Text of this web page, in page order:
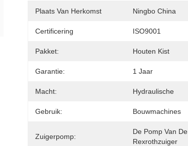
Plaats Van Herkomst Ningbo China
Certificering ISO9001
Pakket: Houten Kist
Garantie: 1 Jaar
Macht: Hydraulische
Gebruik: Bouwmachines
Zuigerpomp:
De Pomp Van De
Rexrothzuiger